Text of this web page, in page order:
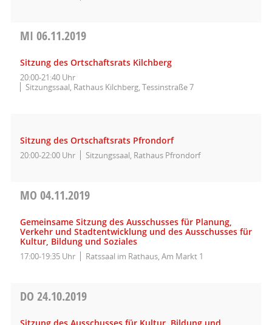
MI 06.11.2019
Sitzung des Ortschaftsrats Kilchberg
20:00-21:40 Uhr
Sitzungssaal, Rathaus Kilchberg, Tessinstraße 7
Sitzung des Ortschaftsrats Pfrondorf
20:00-22:00 Uhr Sitzungssaal, Rathaus Pfrondorf
MO 04.11.2019
Gemeinsame Sitzung des Ausschusses für Planung,
Verkehr und Stadtentwicklung und des Ausschusses für
Kultur, Bildung und Soziales
17:00-19:35 Uhr Ratssaal im Rathaus, Am Markt 1
DO 24.10.2019